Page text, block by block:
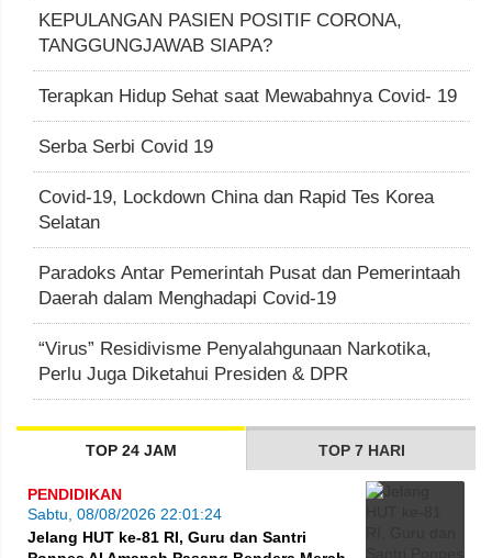
KEPULANGAN PASIEN POSITIF CORONA,
TANGGUNGJAWAB SIAPA?
Terapkan Hidup Sehat saat Mewabahnya Covid- 19
Serba Serbi Covid 19
Covid-19, Lockdown China dan Rapid Tes Korea
Selatan
Paradoks Antar Pemerintah Pusat dan Pemerintaah
Daerah dalam Menghadapi Covid-19
“Virus” Residivisme Penyalahgunaan Narkotika,
Perlu Juga Diketahui Presiden & DPR
TOP 24 JAM TOP 7 HARI
PENDIDIKAN
Sabtu, 08/08/2026 22:01:24
Jelang HUT ke-81 RI, Guru dan Santri